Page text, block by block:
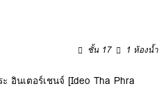
ชั้น 17
1 ห้องน้ำ
อินเตอร์เชนจ์ [Ideo Tha Phra